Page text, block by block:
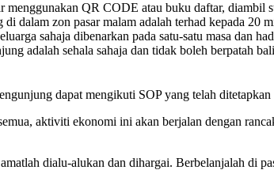
menggunakan QR CODE atau buku daftar, diambil
di dalam zon pasar malam adalah terhad kepada 20
sahaja dibenarkan pada satu-satu masa dan
adalah sehala sahaja dan tidak boleh berpatah
dapat mengikuti SOP yang telah
aktiviti ekonomi ini akan berjalan dengan
dialu-alukan dan dihargai. Berbelanjalah di